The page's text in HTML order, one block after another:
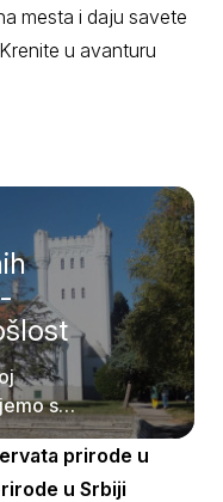
mesta i daju savete
u avanturu
se
prirode u
u Srbiji